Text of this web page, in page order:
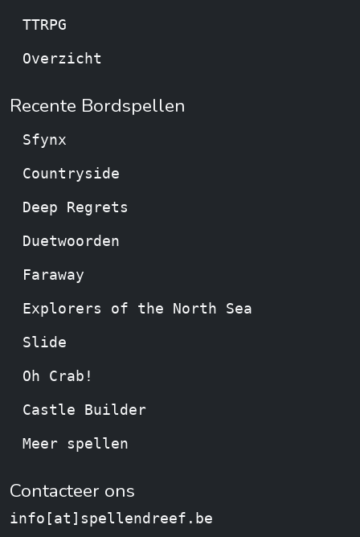
TTRPG
Overzicht
Recente Bordspellen
Sfynx
Countryside
Deep Regrets
Duetwoorden
Faraway
Explorers of the North Sea
Slide
Oh Crab!
Castle Builder
Meer spellen
Contacteer ons
info[at]spellendreef.be